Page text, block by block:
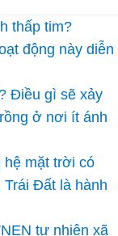
thấp tim?
động này diễn
Điều gì sẽ xảy
ở nơi ít ánh
hệ mặt trời có
Đất là hành
tự nhiên xã